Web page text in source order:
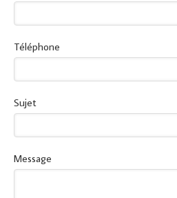
Téléphone
Sujet
Message